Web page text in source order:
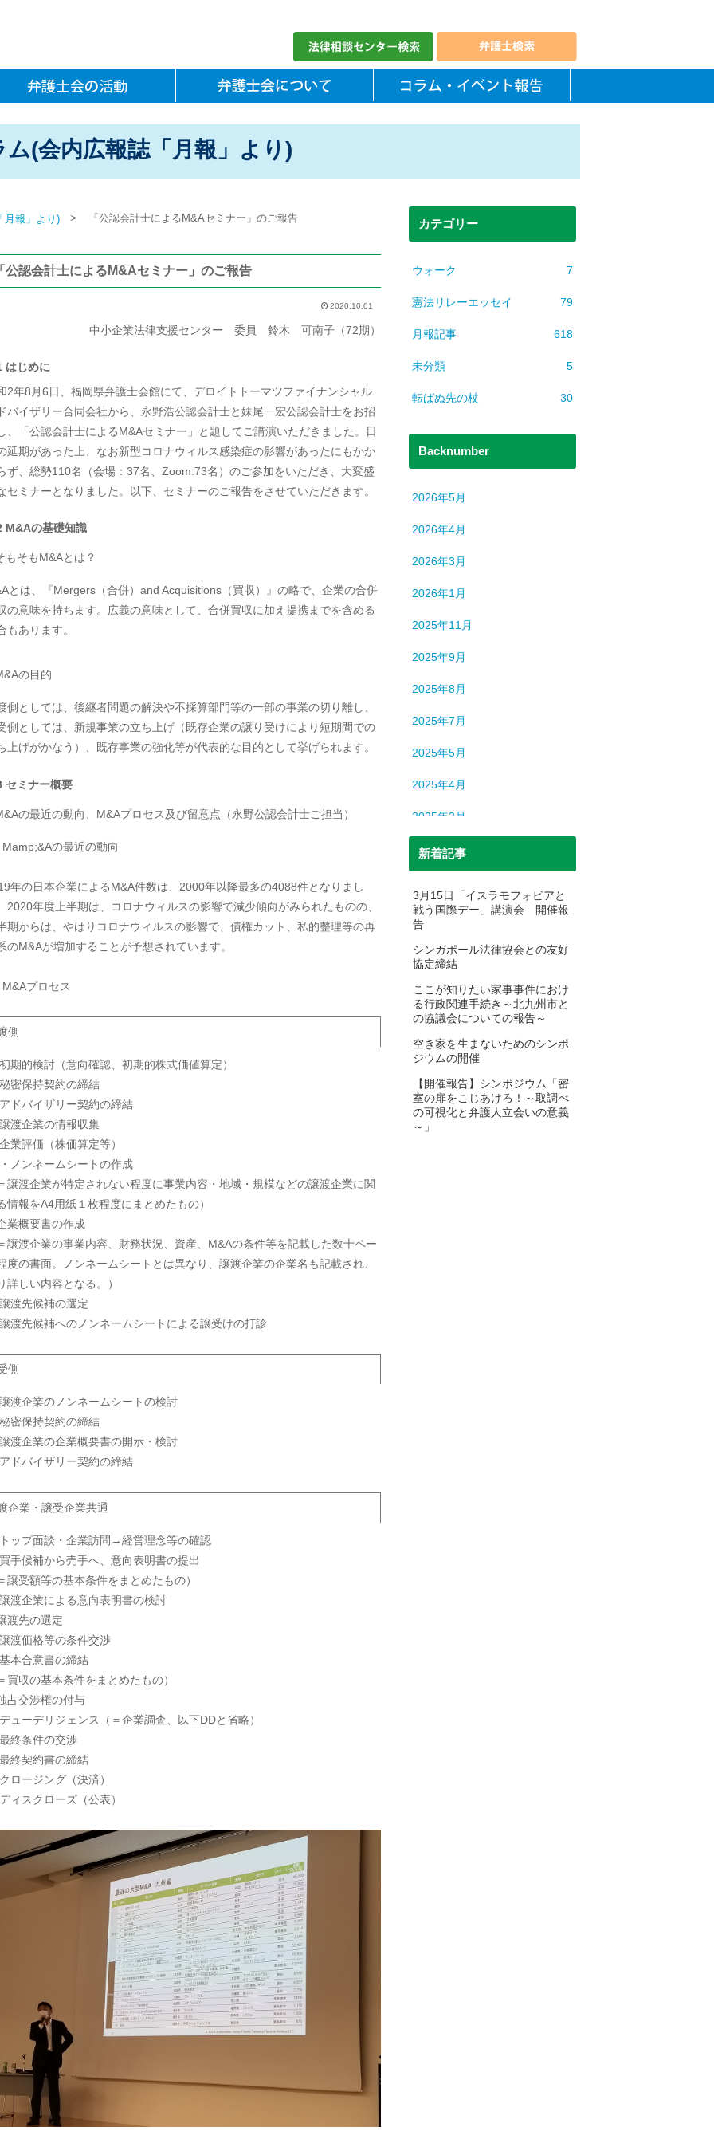
(会内広報誌「月報」より)
月報」より)> 「公認会計士によるM&Aセミナー」のご報告
公認会計士によるM&Aセミナー」のご報告
2020.10.01
中小企業法律支援センター 委員 鈴木 可南子（72期）
はじめに
2年8月6日、福岡県弁護士会館にて、デロイトトーマツファイナンシャル
バイザリー合同会社から、永野浩公認会計士と妹尾一宏公認会計士をお招
、「公認会計士によるM&Aセミナー」と題してご講演いただきました。日
延期があった上、なお新型コロナウィルス感染症の影響があったにもかか
ず、総勢110名（会場：37名、Zoom:73名）のご参加をいただき、大変盛
セミナーとなりました。以下、セミナーのご報告をさせていただきます。
M&Aの基礎知識
もそもM&Aとは？
とは、『Mergers（合併）and Acquisitions（買収）』の略で、企業の合併
の意味を持ちます。広義の意味として、合併買収に加え提携までを含める
もあります。
の目的
側としては、後継者問題の解決や不採算部門等の一部の事業の切り離し、
側としては、新規事業の立ち上げ（既存企業の譲り受けにより短期間での
上げがかなう）、既存事業の強化等が代表的な目的として挙げられます。
セミナー概要
の最近の動向、M&Aプロセス及び留意点（永野公認会計士ご担当）
の最近の動向
年の日本企業によるM&A件数は、2000年以降最多の4088件となりまし
2020年度上半期は、コロナウィルスの影響で減少傾向がみられたものの、
期からは、やはりコロナウィルスの影響で、債権カット、私的整理等の再
のM&Aが増加することが予想されています。
プロセス
側
期的検討（意向確認、初期的株式価値算定）
密保持契約の締結
ドバイザリー契約の締結
渡企業の情報収集
業評価（株価算定等）
ノンネームシートの作成
譲渡企業が特定されない程度に事業内容・地域・規模などの譲渡企業に関
情報をA4用紙１枚程度にまとめたもの）
業概要書の作成
譲渡企業の事業内容、財務状況、資産、M&Aの条件等を記載した数十ペー
度の書面。ノンネームシートとは異なり、譲渡企業の企業名も記載され、
詳しい内容となる。）
渡先候補の選定
渡先候補へのノンネームシートによる譲受けの打診
側
渡企業のノンネームシートの検討
密保持契約の締結
渡企業の企業概要書の開示・検討
ドバイザリー契約の締結
企業・譲受企業共通
ップ面談・企業訪問→経営理念等の確認
手候補から売手へ、意向表明書の提出
譲受額等の基本条件をまとめたもの）
渡企業による意向表明書の検討
渡先の選定
渡価格等の条件交渉
本合意書の締結
買収の基本条件をまとめたもの）
占交渉権の付与
ューデリジェンス（＝企業調査、以下DDと省略）
終条件の交渉
終契約書の締結
ロージング（決済）
ィスクローズ（公表）
カテゴリー
ウォーク 7
憲法リレーエッセイ 79
月報記事 618
未分類 5
転ばぬ先の杖 30
Backnumber
2026年5月
2026年4月
2026年3月
2026年1月
2025年11月
2025年9月
2025年8月
2025年7月
2025年5月
2025年4月
2025年3月
2025年2月
2024年12月
2024年11月
2024年9月
2024年8月
2024年6月
2024年5月
新着記事
3月15日「イスラモフォビアと
戦う国際デー」講演会 開催報
告
シンガポール法律協会との友好
協定締結
ここが知りたい家事事件におけ
る行政関連手続き～北九州市と
の協議会についての報告～
空き家を生まないためのシンポ
ジウムの開催
【開催報告】シンポジウム「密
室の扉をこじあけろ！～取調べ
の可視化と弁護人立会いの意義
～」